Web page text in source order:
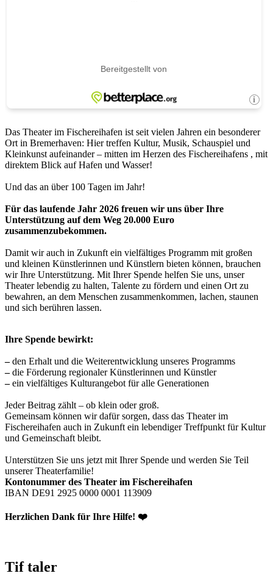
Das Theater im Fischereihafen ist seit vielen Jahren ein besonderer
Ort in Bremerhaven: Hier treffen Kultur, Musik, Schauspiel und
Kleinkunst aufeinander – mitten im Herzen des Fischereihafens , mit
direktem Blick auf Hafen und Wasser!
Und das an über 100 Tagen im Jahr!
Für das laufende Jahr 2026 freuen wir uns über Ihre
Unterstützung auf dem Weg 20.000 Euro
zusammenzubekommen.
Damit wir auch in Zukunft ein vielfältiges Programm mit großen
und kleinen Künstlerinnen und Künstlern bieten können, brauchen
wir Ihre Unterstützung. Mit Ihrer Spende helfen Sie uns, unser
Theater lebendig zu halten, Talente zu fördern und einen Ort zu
bewahren, an dem Menschen zusammenkommen, lachen, staunen
und sich berühren lassen.
Ihre Spende bewirkt:
–den Erhalt und die Weiterentwicklung unseres Programms
–die Förderung regionaler Künstlerinnen und Künstler
–ein vielfältiges Kulturangebot für alle Generationen
Jeder Beitrag zählt – ob klein oder groß.
Gemeinsam können wir dafür sorgen, dass das Theater im
Fischereihafen auch in Zukunft ein lebendiger Treffpunkt für Kultur
und Gemeinschaft bleibt.
Unterstützen Sie uns jetzt mit Ihrer Spende und werden Sie Teil
unserer Theaterfamilie!
Kontonummer des Theater im Fischereihafen
IBAN DE91 2925 0000 0001 113909
Herzlichen Dank für Ihre Hilfe! ❤️
Tif taler